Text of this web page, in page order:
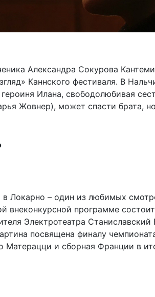
Александра Сокурова
Каннского фестиваля. В
Илана, свободолюбивая
Жовнер), может спасти брата,
в Локарно – один из любимых
внеконкурсной программе
Электротеатра
посвящена финалу
Матерацци и сборная Франции в